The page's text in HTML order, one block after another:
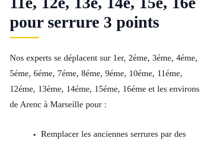
pour serrure 3 points
Nos experts se déplacent sur 1er, 2éme, 3éme, 4éme,
5éme, 6éme, 7éme, 8éme, 9éme, 10éme, 11éme,
12éme, 13éme, 14éme, 15éme, 16éme et les environs
de Arenc à Marseille pour :
Remplacer les anciennes serrures par des